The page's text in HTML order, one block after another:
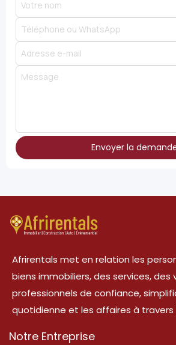
Envoyer la
Afrirentals met en relation les
biens immobiliers, des services, des
professionnels de confiance,
quotidienne et les affaires à travers
Notre Entreprise